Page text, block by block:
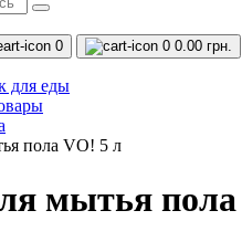
0 0 0.00 грн.
для еды
пола VO! 5 л
мытья